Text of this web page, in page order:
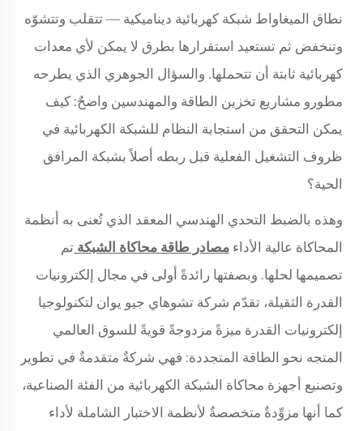
نطاق الميغاواط شبكة كهربائية ديناميكية — تتقلب وتتشوّه
وتنخفض ثم تستعيد استقرارها بطرق لا يمكن لأي معدات
كهربائية ثابتة أن تتحملها. والسؤال الجوهري الذي يطرحه
مطورو مشاريع تخزين الطاقة والمهندسين واضحٌ: كيف
يمكن التحقق من استجابة النظام للشبكة الكهربائية في
ظروف التشغيل الفعلية قبل ربطه أصلاً بشبكة المرافق
الحية؟
وهذه بالضبط التحدي الهندسي المعقد الذي تُعنى به أنظمة
المحاكاة عالية الأداء مصادر طاقة محاكاة الشبكة تم
تصميمها لحلها. وبصفتها رائدةً أولى في مجال إلكترونيات
القدرة الثقيلة، تقدّم شركة تشوهاي جيو يوان لتكنولوجيا
إلكترونيات القدرة ميزةً مزدوجةً قويةً للسوق العالمي
المتجه نحو الطاقة المتجددة: فهي شركةٌ متقدمةٌ في تطوير
وتصنيع أجهزة محاكاة الشبكة الكهربائية من الفئة الصناعية،
كما أنها مزوِّدةٌ متخصصةٌ لأنظمة الاختبار الشاملة لأداء